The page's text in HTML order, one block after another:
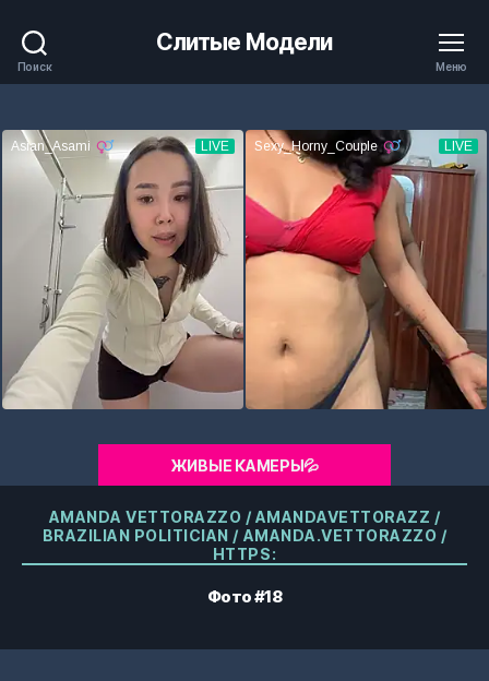
Поиск
Слитые Модели
Меню
ЖИВЫЕ КАМЕРЫ💦
Категории
AMANDA VETTORAZZO / AMANDAVETTORAZZ /
BRAZILIAN POLITICIAN / AMANDA.VETTORAZZO /
HTTPS:
Фото #18